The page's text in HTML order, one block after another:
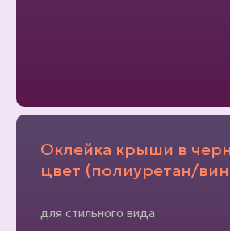
Оклейка крыши в
цвет (полиуретан/
для стильного вида